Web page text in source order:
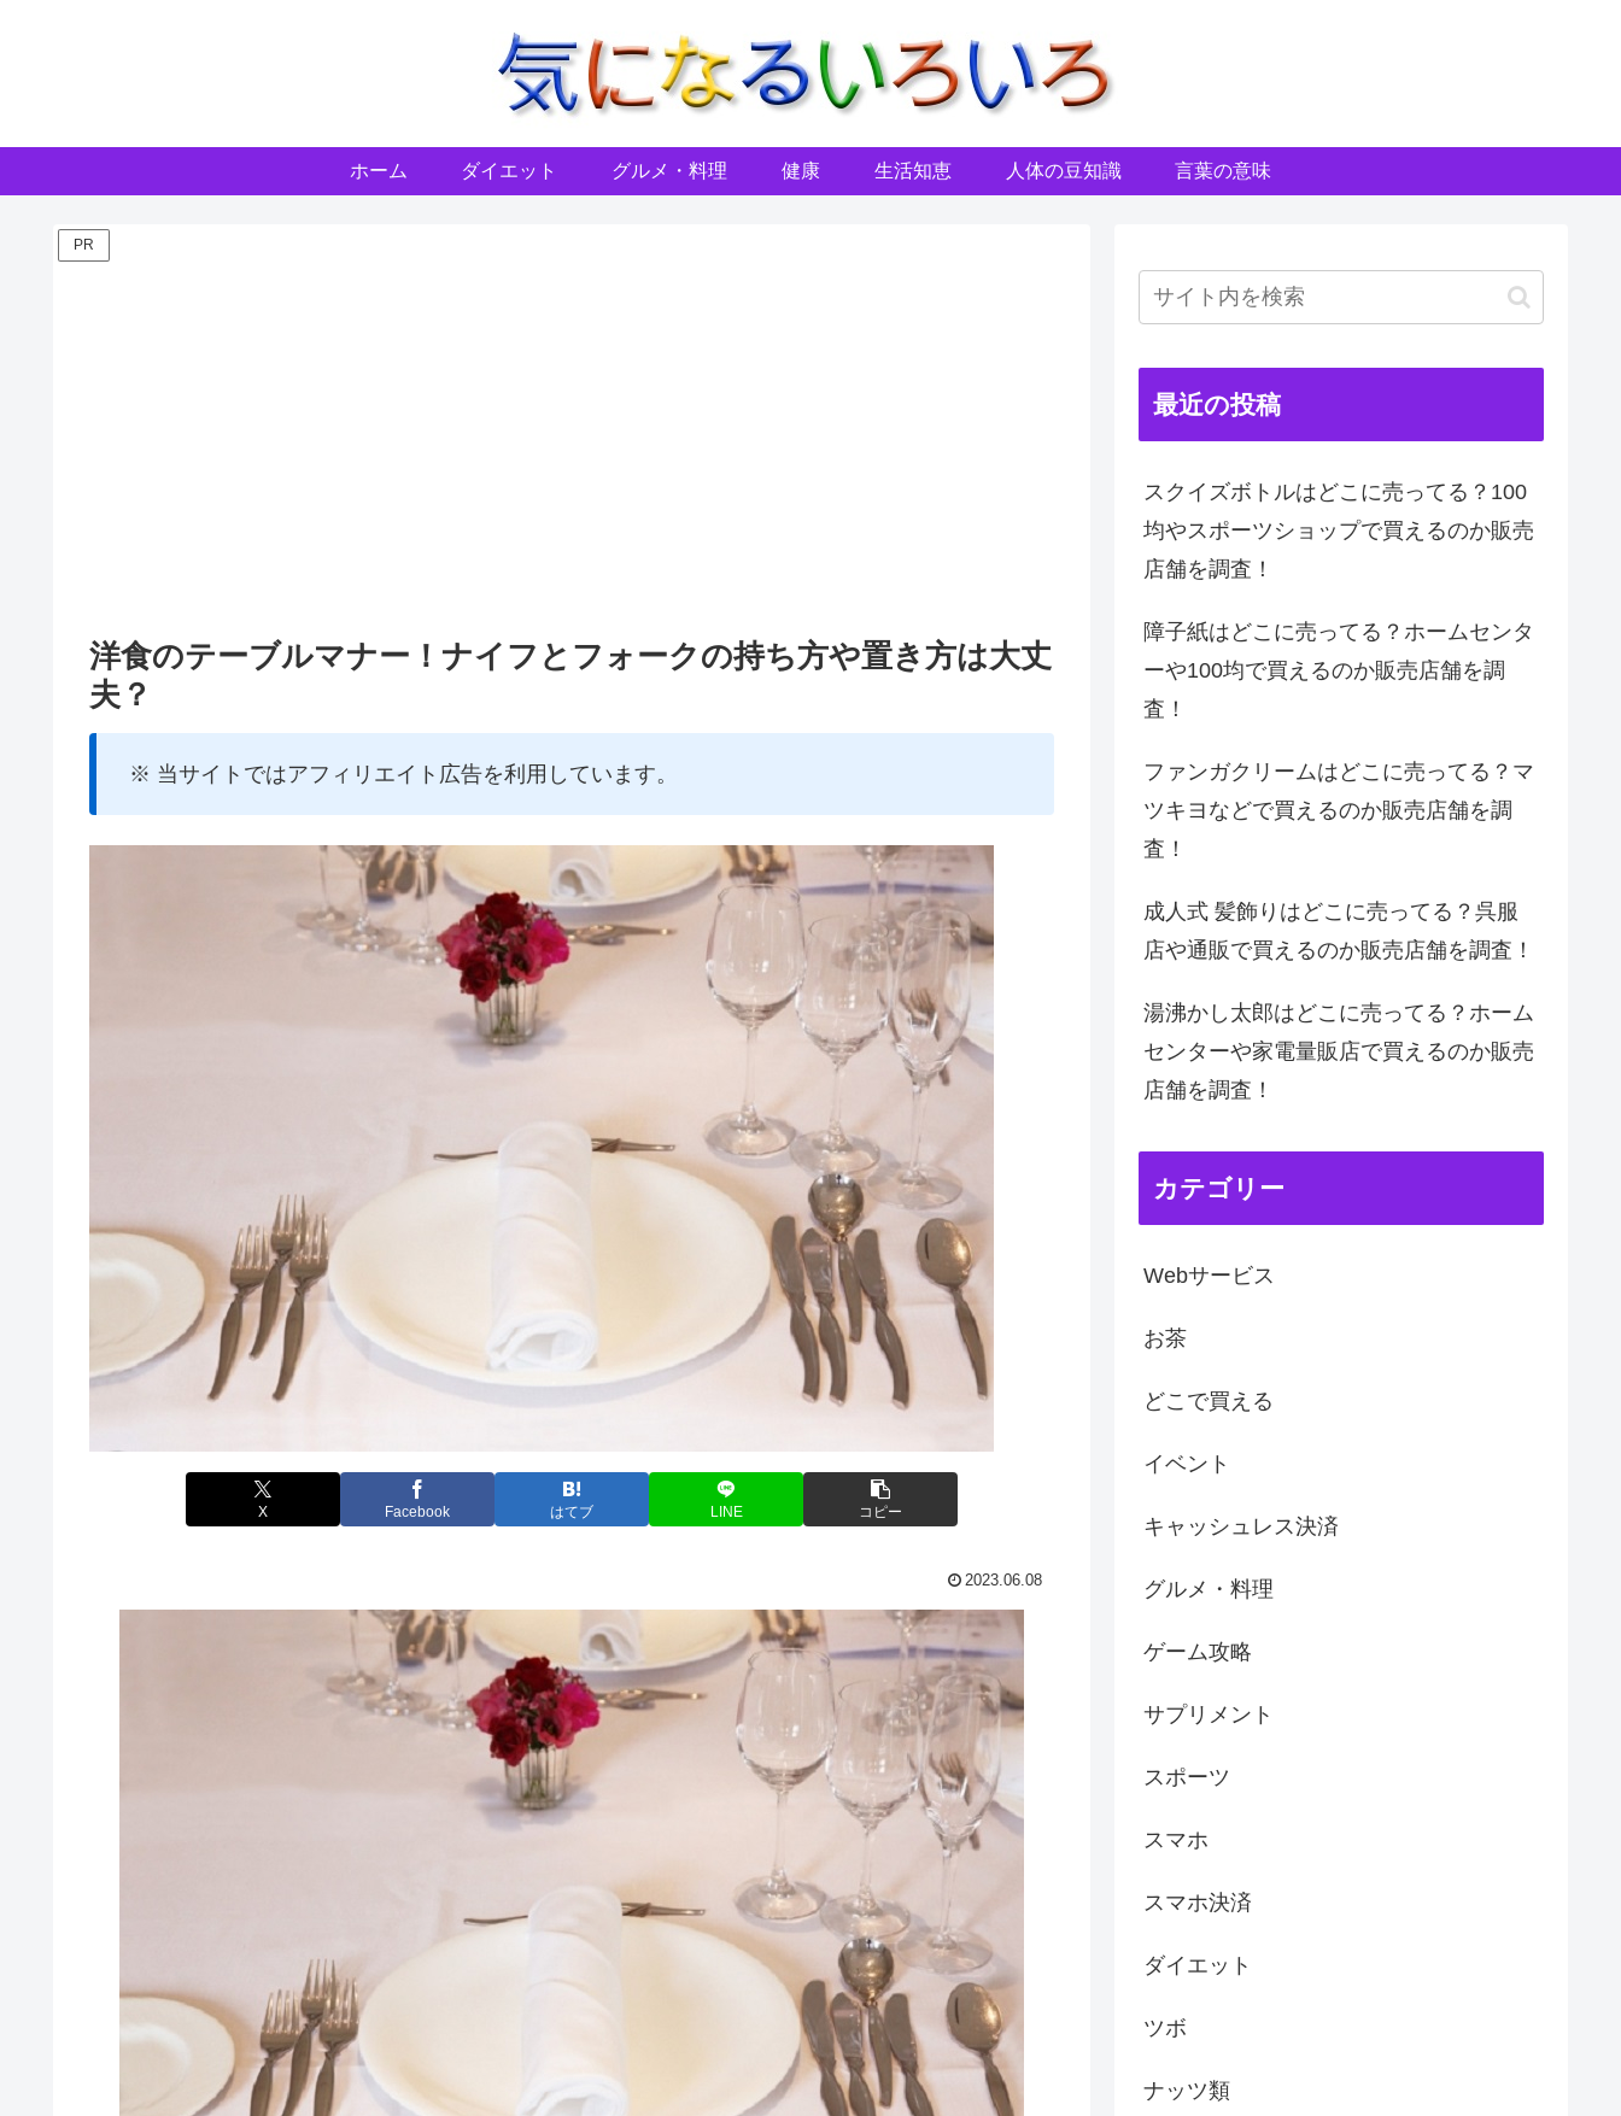
ホーム ダイエット グルメ・料理 健康 生活知恵 人体の豆知識 言葉の意味
PR
洋食のテーブルマナー！ナイフとフォークの持ち方や置き方は大丈
夫？
※ 当サイトではアフィリエイト広告を利用しています。
X Facebook はてブ LINE コピー
2023.06.08
最近の投稿
スクイズボトルはどこに売ってる？100
均やスポーツショップで買えるのか販売
店舗を調査！
障子紙はどこに売ってる？ホームセンタ
ーや100均で買えるのか販売店舗を調
査！
ファンガクリームはどこに売ってる？マ
ツキヨなどで買えるのか販売店舗を調
査！
成人式 髪飾りはどこに売ってる？呉服
店や通販で買えるのか販売店舗を調査！
湯沸かし太郎はどこに売ってる？ホーム
センターや家電量販店で買えるのか販売
店舗を調査！
カテゴリー
Webサービス
お茶
どこで買える
イベント
キャッシュレス決済
グルメ・料理
ゲーム攻略
サプリメント
スポーツ
スマホ
スマホ決済
ダイエット
ツボ
ナッツ類